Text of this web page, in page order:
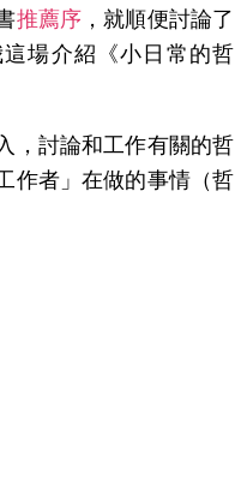
推薦序 ，就順便討論了
場介紹《小日常的哲
，討論和工作有關的哲
作者」在做的事情（哲